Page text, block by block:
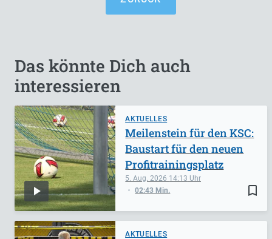
Das könnte Dich auch
interessieren
AKTUELLES
bookmark_border
5. Aug. 2026 14:13
02:43 Min.
Meilenstein für den KSC:
Baustart für den neuen
Profitrainingsplatz
AKTUELLES